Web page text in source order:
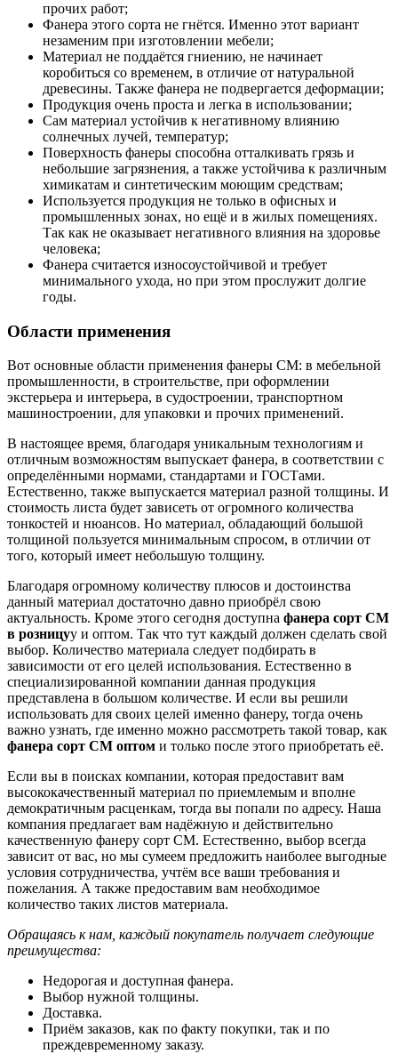
прочих работ;
Фанера этого сорта не гнётся. Именно этот вариант
незаменим при изготовлении мебели;
Материал не поддаётся гниению, не начинает
коробиться со временем, в отличие от натуральной
древесины. Также фанера не подвергается деформации;
Продукция очень проста и легка в использовании;
Сам материал устойчив к негативному влиянию
солнечных лучей, температур;
Поверхность фанеры способна отталкивать грязь и
небольшие загрязнения, а также устойчива к различным
химикатам и синтетическим моющим средствам;
Используется продукция не только в офисных и
промышленных зонах, но ещё и в жилых помещениях.
Так как не оказывает негативного влияния на здоровье
человека;
Фанера считается износоустойчивой и требует
минимального ухода, но при этом прослужит долгие
годы.
Области применения
Вот основные области применения фанеры СМ: в мебельной
промышленности, в строительстве, при оформлении
экстерьера и интерьера, в судостроении, транспортном
машиностроении, для упаковки и прочих применений.
В настоящее время, благодаря уникальным технологиям и
отличным возможностям выпускает фанера, в соответствии с
определёнными нормами, стандартами и ГОСТами.
Естественно, также выпускается материал разной толщины. И
стоимость листа будет зависеть от огромного количества
тонкостей и нюансов. Но материал, обладающий большой
толщиной пользуется минимальным спросом, в отличии от
того, который имеет небольшую толщину.
Благодаря огромному количеству плюсов и достоинства
данный материал достаточно давно приобрёл свою
актуальность. Кроме этого сегодня доступна фанера сорт СМ
в розницуу и оптом. Так что тут каждый должен сделать свой
выбор. Количество материала следует подбирать в
зависимости от его целей использования. Естественно в
специализированной компании данная продукция
представлена в большом количестве. И если вы решили
использовать для своих целей именно фанеру, тогда очень
важно узнать, где именно можно рассмотреть такой товар, как
фанера сорт СМ оптом и только после этого приобретать её.
Если вы в поисках компании, которая предоставит вам
высококачественный материал по приемлемым и вполне
демократичным расценкам, тогда вы попали по адресу. Наша
компания предлагает вам надёжную и действительно
качественную фанеру сорт СМ. Естественно, выбор всегда
зависит от вас, но мы сумеем предложить наиболее выгодные
условия сотрудничества, учтём все ваши требования и
пожелания. А также предоставим вам необходимое
количество таких листов материала.
Обращаясь к нам, каждый покупатель получает следующие
преимущества:
Недорогая и доступная фанера.
Выбор нужной толщины.
Доставка.
Приём заказов, как по факту покупки, так и по
преждевременному заказу.